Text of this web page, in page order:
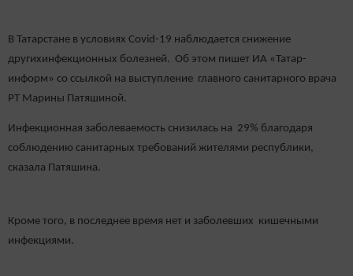
В Татарстане в условиях Covid-19 наблюдается снижение
другихинфекционных болезней. Об этом пишет ИА «Татар-
информ» со ссылкой на выступление главного санитарного врача
РТ Марины Патяшиной.
Инфекционная заболеваемость снизилась на 29% благодаря
соблюдению санитарных требований жителями республики,
сказала Патяшина.
Кроме того, в последнее время нет и заболевших кишечными
инфекциями.